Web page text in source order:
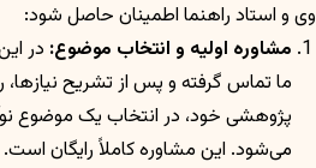
وی و استاد راهنما اطمینان حاصل شود:
مشاوره اولیه و انتخاب موضوع: در
ما تماس گرفته و پس از تشریح
پژوهشی خود، در انتخاب یک موضوع
می‌شود. این مشاوره کاملاً رایگان است.